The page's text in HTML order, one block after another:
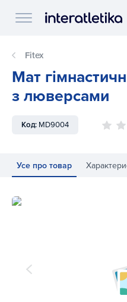
Fitex
Мат
з люверсами
Код: MD9004
Усе про товар
Мат гімнастичний Fitex